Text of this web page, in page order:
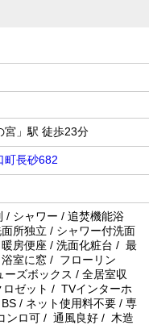
宮」駅 徒歩23分
町長砂682
/ シャワー / 追焚機能浴
所独立 / シャワー付洗面
房便座 / 洗面化粧台 / 最
浴室に窓 / フローリン
ズボックス / 全居室収
ロゼット / TVインターホ
/ ネット使用料不要 / 専
ンロ可 / 通風良好 / 木造